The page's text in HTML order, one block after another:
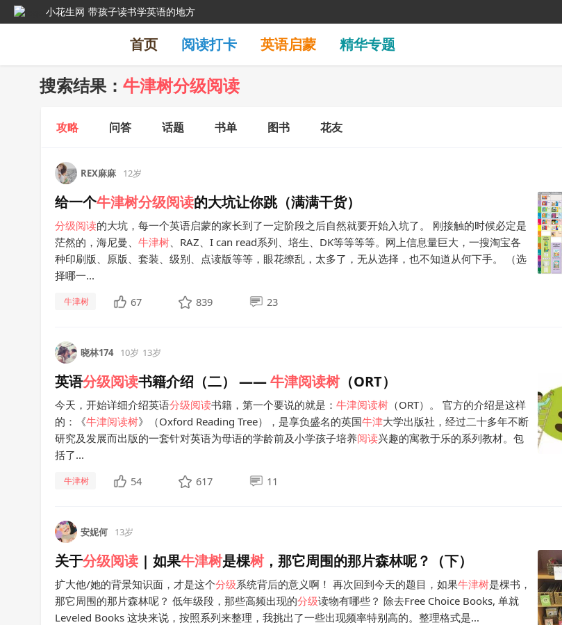
小花生网 带孩子读书学英语的地方
首页 阅读打卡 英语启蒙 精华专题
搜索结果： 牛津树分级阅读
攻略 问答 话题 书单 图书 花友
REX麻麻 12岁
给一个牛津树分级阅读的大坑让你跳（满满干货）
分级阅读的大坑，每一个英语启蒙的家长到了一定阶段之后自然就要开始入坑了。 刚接触的时候必定是
茫然的，海尼曼、 牛津树、RAZ、I can read系列、培生、DK等等等等。网上信息量巨大，一搜淘宝各
种印刷版、原版、套装、级别、点读版等等，眼花缭乱，太多了，无从选择，也不知道从何下手。 （选
择哪一...
牛津树 67 839 23
晓林174 10岁 13岁
英语分级阅读书籍介绍（二） ——牛津阅读树 （ORT）
今天，开始详细介绍英语分级阅读书籍，第一个要说的就是： 牛津阅读树 （ORT）。 官方的介绍是这样
的：《牛津阅读树》（Oxford Reading Tree），是享负盛名的英国牛津大学出版社，经过二十多年不断
研究及发展而出版的一套针对英语为母语的学龄前及小学孩子培养阅读兴趣的寓教于乐的系列教材。包
括了...
牛津树 54 617 11
安妮何 13岁
关于分级阅读 | 如果牛津树是棵树 ，那它周围的那片森林呢？（下）
扩大他/她的背景知识面，才是这个分级系统背后的意义啊！ 再次回到今天的题目，如果牛津树是棵书，
那它周围的那片森林呢？ 低年级段，那些高频出现的分级读物有哪些？ 除去Free Choice Books, 单就
Leveled Books 这块来说，按照系列来整理，我挑出了一些出现频率特别高的。整理格式是...